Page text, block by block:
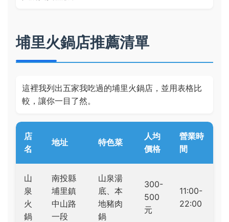
埔里火鍋店推薦清單
這裡我列出五家我吃過的埔里火鍋店，並用表格比
較，讓你一目了然。
店
名
地址 特色菜
人均
價格
營業時
間
山
泉
火
鍋
南投縣
埔里鎮
中山路
一段
山泉湯
底、本
地豬肉
鍋
300-
500
元
11:00-
22:00